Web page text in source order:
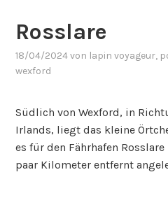
Rosslare
18/04/2024von lapin voyageur,
wexford
Südlich von Wexford, in
Irlands, liegt das kleine
es für den Fährhafen
paar Kilometer entfernt